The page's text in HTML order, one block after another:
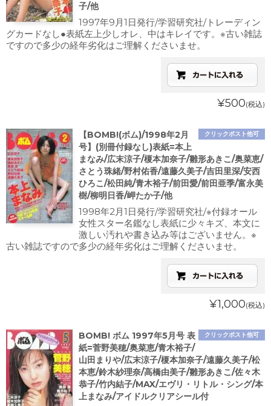
子/他
1997年9月1日発行/学習研究社/トレーディン
グカードなし●表紙左上少しオレ、中はキレイです。※古い雑誌
ですので多少の経年劣化はご理解くださいませ。
¥500(税込)
クリックポスト他可
【BOMB!(ボム)/1998年2月
号】(別冊付録なし)表紙=本上
まなみ/広末涼子/榎本加奈子/雛形あきこ/奥菜恵/
さとう珠緒/野村佑香/遠藤久美子/吉田里深/安西
ひろこ/松田純/青木裕子/前田愛/前田亜季/富永美
樹/柳明日香/岬たか子/他
1998年2月1日発行/学習研究社/※付録オール
女性スター名鑑なし表紙に少々キズ、本文に
激しい汚れや書き込み等はございません。※
古い雑誌ですので多少の経年劣化はご理解くださいませ。
¥1,000(税込)
クリックポスト他可
BOMB! ボム 1997年5月号 表
紙=菅野美穂/奥菜恵/青木裕子/
山田まりや/広末涼子/榎本加奈子/遠藤久美子/松
本恵/鈴木紗理奈/高橋由美子/雛形あきこ/佐々木
恭子/竹内結子/MAX/エヴリ・リトル・シング/本
上まなみ/アイドルクリアシール付